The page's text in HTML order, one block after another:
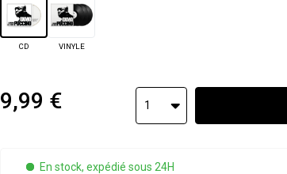
CD VINYLE
9,99 € 1
En stock, expédié sous 24H